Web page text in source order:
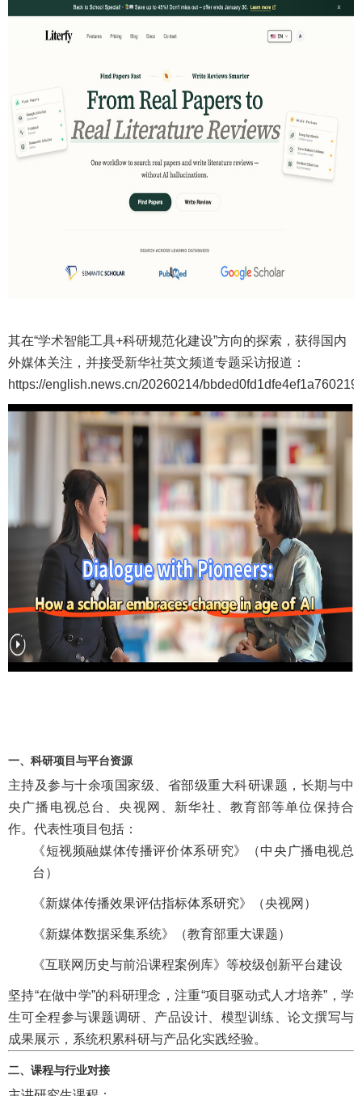
其在“学术智能工具+科研规范化建设”方向的探索，获得国内
外媒体关注，并接受新华社英文频道专题采访报道：
https://english.news.cn/20260214/
一、科研项目与平台资源
主持及参与十余项国家级、省部级重大科研课题，长期与中
央广播电视总台、央视网、新华社、教育部等单位保持合
作。代表性项目包括：
《短视频融媒体传播评价体系研究》（中央广播电视总
台）
《新媒体传播效果评估指标体系研究》（央视网）
《新媒体数据采集系统》（教育部重大课题）
《互联网历史与前沿课程案例库》等校级创新平台建设
坚持“在做中学”的科研理念，注重“项目驱动式人才培养”，学
生可全程参与课题调研、产品设计、模型训练、论文撰写与
成果展示，系统积累科研与产品化实践经验。
二、课程与行业对接